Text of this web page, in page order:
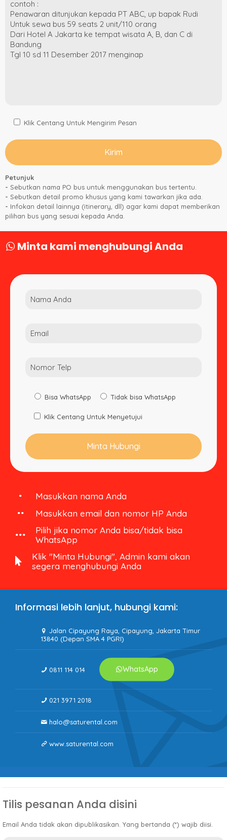
Klik Centang Untuk Mengirim Pesan
Petunjuk
- Sebutkan nama PO bus untuk menggunakan bus tertentu.
- Sebutkan detail promo khusus yang kami tawarkan jika ada.
- Infokan detail lainnya (itinerary, dll) agar kami dapat memberikan
pilihan bus yang sesuai kepada Anda.
Minta kami menghubungi Anda
Bisa WhatsApp Tidak bisa WhatsApp
Klik Centang Untuk Menyetujui
Masukkan nama Anda
Masukkan email dan nomor HP Anda
Pilih jika nomor Anda bisa/tidak bisa
WhatsApp
Klik "Minta Hubungi", Admin kami akan
segera menghubungi Anda
Informasi lebih lanjut, hubungi kami:
Jalan Cipayung Raya, Cipayung, Jakarta Timur
13840 (Depan SMA 4 PGRI)
0811 114 014 WhatsApp
021 3971 2018
halo@saturental.com
www.saturental.com
Tilis pesanan Anda disini
Email Anda tidak akan dipublikasikan. Yang bertanda (*) wajib diisi.